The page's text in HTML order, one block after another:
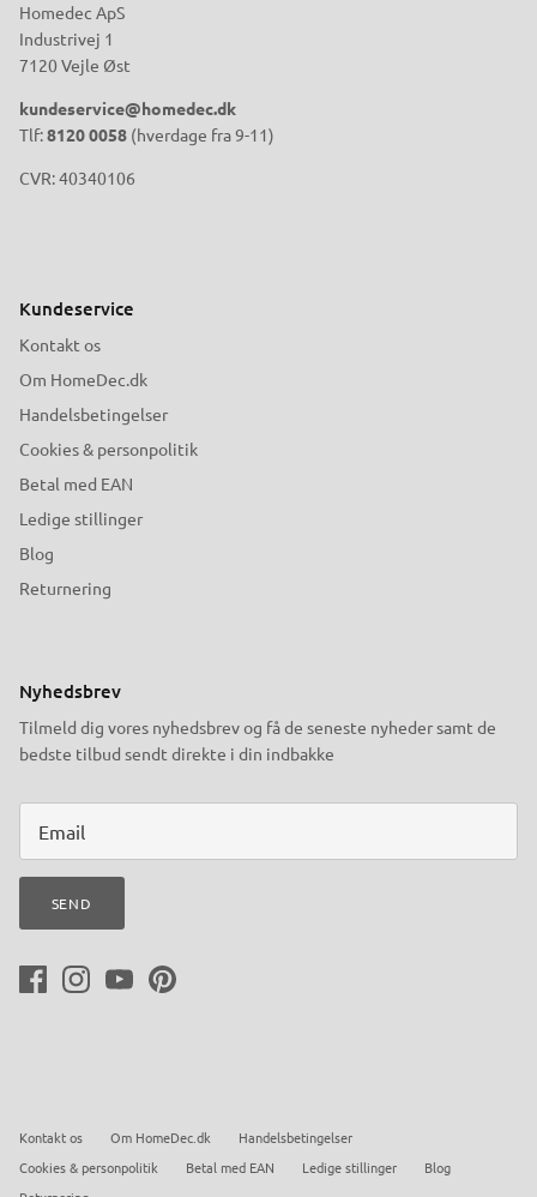
Homedec ApS
Industrivej 1
7120 Vejle Øst
kundeservice@homedec.dk
Tlf:8120 0058 (hverdage fra 9-11)
CVR: 40340106
Kundeservice
Kontakt os
Om HomeDec.dk
Handelsbetingelser
Cookies & personpolitik
Betal med EAN
Ledige stillinger
Blog
Returnering
Nyhedsbrev
Tilmeld dig vores nyhedsbrev og få de seneste nyheder samt de
bedste tilbud sendt direkte i din indbakke
SEND
Kontakt os Om HomeDec.dk
Handelsbetingelser
Cookies & personpolitik
Betal med EAN Ledige stillinger
Blog